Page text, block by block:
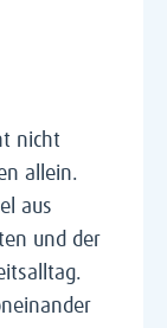
nicht
allein.
aus
und der